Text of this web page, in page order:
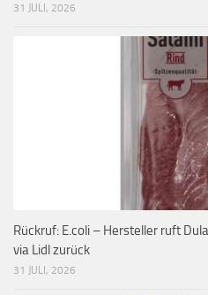
31 JULI, 2026
Rückruf: E.coli – Hersteller ruft
via Lidl zurück
31 JULI, 2026